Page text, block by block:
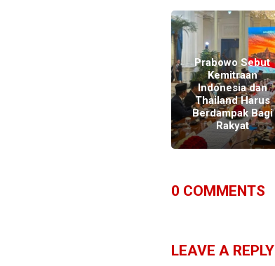
Prabowo Sebut
Kemitraan
Indonesia dan
Thailand Harus
Berdampak Bagi
Rakyat
0 COMMENTS
LEAVE A REPLY